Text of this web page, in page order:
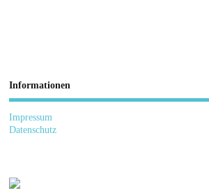
Informationen
Impressum
Datenschutz